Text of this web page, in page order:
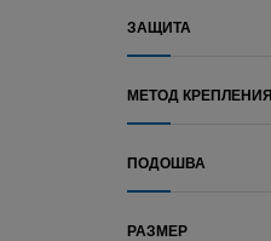
ЗАЩИТА
МЕТОД КРЕПЛЕНИЯ
ПОДОШВА
РАЗМЕР